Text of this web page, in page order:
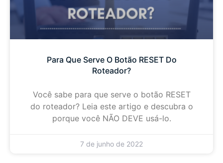
Para Que Serve O Botão RESET Do
Roteador?
Você sabe para que serve o botão RESET
do roteador? Leia este artigo e descubra o
porque você NÃO DEVE usá-lo.
7 de junho de 2022